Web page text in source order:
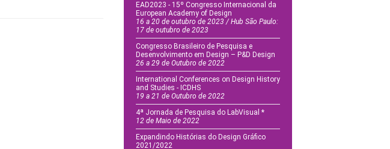
EAD2023 - 15º Congresso Internacional da
European Academy of Design
16 a 20 de outubro de 2023 / Hub São Paulo:
17 de outubro de 2023
Congresso Brasileiro de Pesquisa e
Desenvolvimento em Design – P&D Design
26 a 29 de Outubro de 2022
International Conferences on Design History
and Studies - ICDHS
19 a 21 de Outubro de 2022
4ª Jornada de Pesquisa do LabVisual *
12 de Maio de 2022
Expandindo Histórias do Design Gráfico
2021/2022